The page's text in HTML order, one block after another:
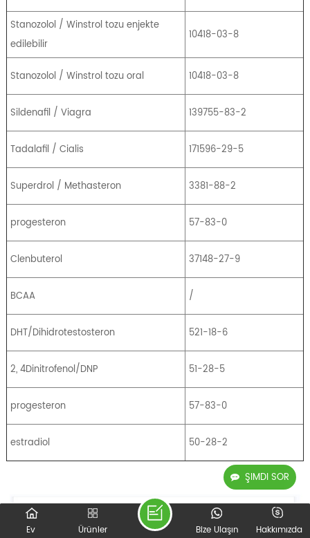
ŞIMDI SOR
Stanozolol / Winstrol tozu enjekte
edilebilir
10418-03-8
Stanozolol / Winstrol tozu oral 10418-03-8
Sildenafil / Viagra 139755-83-2
Tadalafil / Cialis 171596-29-5
Superdrol / Methasteron 3381-88-2
progesteron 57-83-0
Clenbuterol 37148-27-9
BCAA /
DHT/Dihidrotestosteron 521-18-6
2, 4Dinitrofenol/DNP 51-28-5
progesteron 57-83-0
estradiol 50-28-2
Ev Ürünler Hakkımızda
Bize Ulaşın